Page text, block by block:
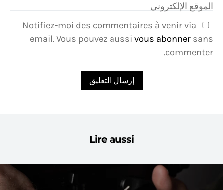
الموقع الإلكتروني
Notifiez-moi des commentaires à venir via
email. Vous pouvez aussi vous abonner sans
commenter.
Lire aussi